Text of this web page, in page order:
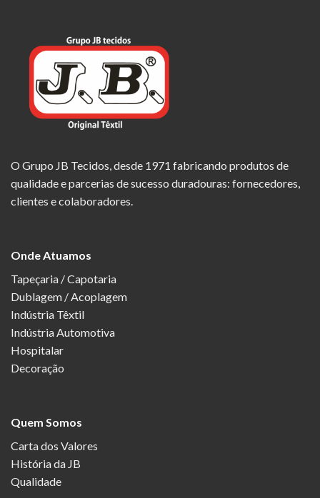
O Grupo JB Tecidos, desde 1971 fabricando produtos de
qualidade e parcerias de sucesso duradouras: fornecedores,
clientes e colaboradores.
Onde Atuamos
Tapeçaria / Capotaria
Dublagem / Acoplagem
Indústria Têxtil
Indústria Automotiva
Hospitalar
Decoração
Quem Somos
Carta dos Valores
História da JB
Qualidade